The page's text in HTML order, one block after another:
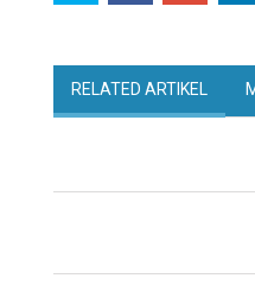
RELATED ARTIKEL